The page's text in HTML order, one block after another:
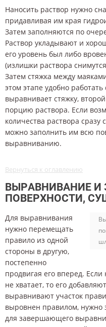
Наносить раствор нужно
придавливая им края
Затем заполняются по
Раствор укладывают и
его уровень был либо
(излишки раствора
Затем стяжка между
этом этапе удобно
выравнивает стяжку,
порцию раствора. Если
количества раствора
можно заполнить им всю
выравниванию.
Вернуться к оглавлению
ВЫРАВНИВАНИЕ И
ПОВЕРХНОСТИ,
Для выравнивания
нужно перемещать
правило из одной
стороны в другую,
постепенно
продвигая его вперед. Если
не хватает, то его
выравнивают участок
выровнен правилом, нужно
для завершающего